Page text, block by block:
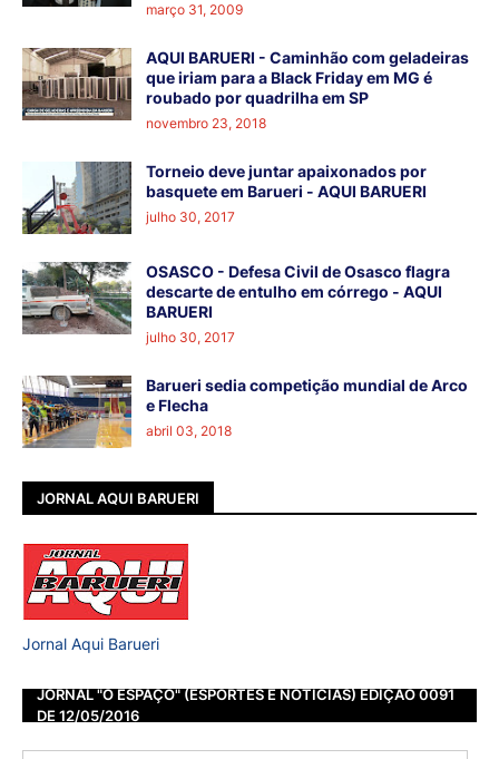
março 31, 2009
AQUI BARUERI - Caminhão com geladeiras
que iriam para a Black Friday em MG é
roubado por quadrilha em SP
novembro 23, 2018
Torneio deve juntar apaixonados por
basquete em Barueri - AQUI BARUERI
julho 30, 2017
OSASCO - Defesa Civil de Osasco flagra
descarte de entulho em córrego - AQUI
BARUERI
julho 30, 2017
Barueri sedia competição mundial de Arco
e Flecha
abril 03, 2018
JORNAL AQUI BARUERI
Jornal Aqui Barueri
JORNAL "O ESPAÇO" (ESPORTES E NOTÍCIAS) EDIÇÃO 0091
DE 12/05/2016